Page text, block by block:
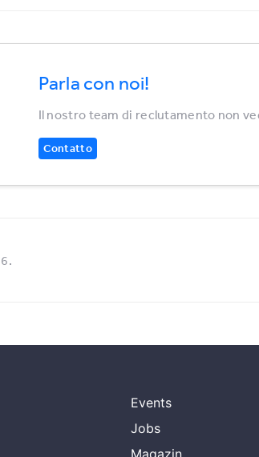
Parla con noi!
Il nostro team di reclutamento non
Contatto
Events
Jobs
Magazin